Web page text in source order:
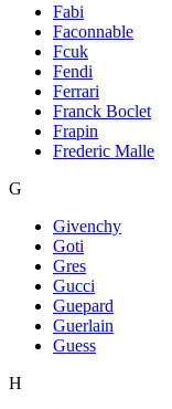
Fabi
Faconnable
Fcuk
Fendi
Ferrari
Franck Boclet
Frapin
Frederic Malle
G
Givenchy
Goti
Gres
Gucci
Guepard
Guerlain
Guess
H